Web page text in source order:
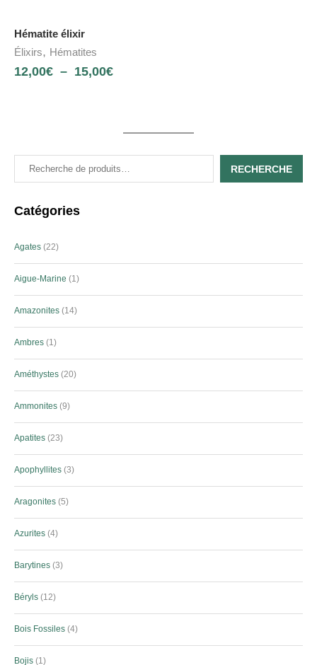
Hématite élixir
Élixirs, Hématites
12,00€ – 15,00€
RECHERCHE
Catégories
Agates 22
Aigue-Marine 1
Amazonites 14
Ambres 1
Améthystes 20
Ammonites 9
Apatites 23
Apophyllites 3
Aragonites 5
Azurites 4
Barytines 3
Béryls 12
Bois Fossiles 4
Bojis 1